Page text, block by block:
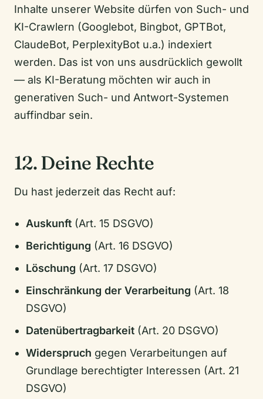
Inhalte unserer Website dürfen von Such- und
KI-Crawlern (Googlebot, Bingbot, GPTBot,
ClaudeBot, PerplexityBot u.a.) indexiert
werden. Das ist von uns ausdrücklich gewollt
— als KI-Beratung möchten wir auch in
generativen Such- und Antwort-Systemen
auffindbar sein.
12. Deine Rechte
Du hast jederzeit das Recht auf:
Auskunft (Art. 15 DSGVO)
Berichtigung (Art. 16 DSGVO)
Löschung (Art. 17 DSGVO)
Einschränkung der Verarbeitung (Art. 18
DSGVO)
Datenübertragbarkeit (Art. 20 DSGVO)
Widerspruch gegen Verarbeitungen auf
Grundlage berechtigter Interessen (Art. 21
DSGVO)